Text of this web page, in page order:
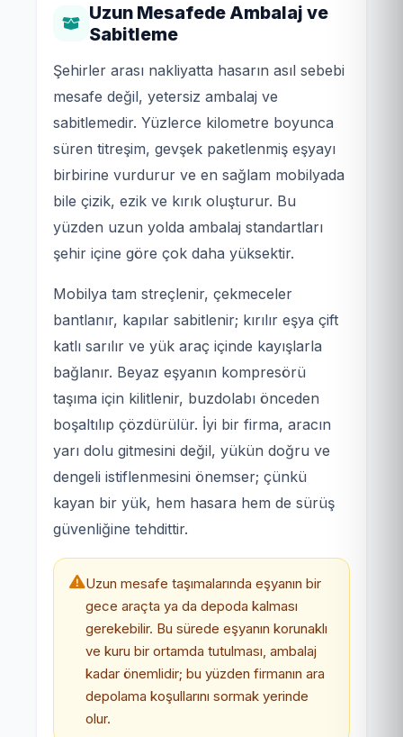
Uzun Mesafede Ambalaj ve
Sabitleme
Şehirler arası nakliyatta hasarın asıl sebebi
mesafe değil, yetersiz ambalaj ve
sabitlemedir. Yüzlerce kilometre boyunca
süren titreşim, gevşek paketlenmiş eşyayı
birbirine vurdurur ve en sağlam mobilyada
bile çizik, ezik ve kırık oluşturur. Bu
yüzden uzun yolda ambalaj standartları
şehir içine göre çok daha yüksektir.
Mobilya tam streçlenir, çekmeceler
bantlanır, kapılar sabitlenir; kırılır eşya çift
katlı sarılır ve yük araç içinde kayışlarla
bağlanır. Beyaz eşyanın kompresörü
taşıma için kilitlenir, buzdolabı önceden
boşaltılıp çözdürülür. İyi bir firma, aracın
yarı dolu gitmesini değil, yükün doğru ve
dengeli istiflenmesini önemser; çünkü
kayan bir yük, hem hasara hem de sürüş
güvenliğine tehdittir.
Uzun mesafe taşımalarında eşyanın bir
gece araçta ya da depoda kalması
gerekebilir. Bu sürede eşyanın korunaklı
ve kuru bir ortamda tutulması, ambalaj
kadar önemlidir; bu yüzden firmanın ara
depolama koşullarını sormak yerinde
olur.